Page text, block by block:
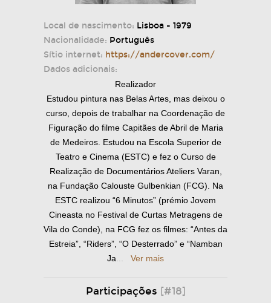
Local de nascimento: Lisboa - 1979
Nacionalidade: Português
Sítio internet: https://andercover.com/
Dados adicionais:
Realizador
Estudou pintura nas Belas Artes, mas deixou o
curso, depois de trabalhar na Coordenação de
Figuração do filme Capitães de Abril de Maria
de Medeiros. Estudou na Escola Superior de
Teatro e Cinema (ESTC) e fez o Curso de
Realização de Documentários Ateliers Varan,
na Fundação Calouste Gulbenkian (FCG). Na
ESTC realizou “6 Minutos” (prémio Jovem
Cineasta no Festival de Curtas Metragens de
Vila do Conde), na FCG fez os filmes: “Antes da
Estreia”, “Riders”, “O Desterrado” e “Namban
Ja
Ver mais
Participações [#18]